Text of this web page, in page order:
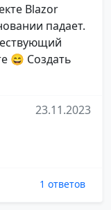
Blazor
падает.
😄 Создать
23.11.2023
1 ответов